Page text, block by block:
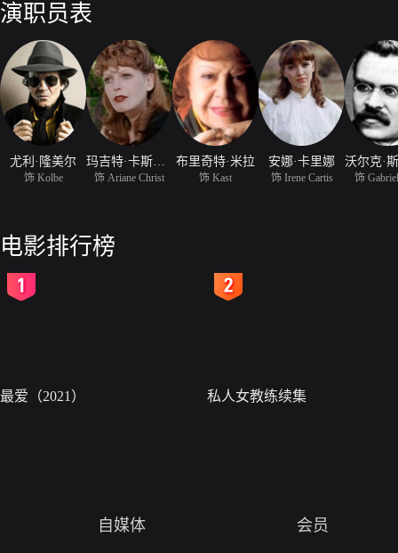
演职员表
尤利·隆美尔
饰 Kolbe 饰 Ariane Christ
布里奇特·米拉
饰 Kast
安娜·卡里娜
饰 Irene Cartis 饰
电影排行榜
最爱（2021） 私人女教练续集
自媒体 会员